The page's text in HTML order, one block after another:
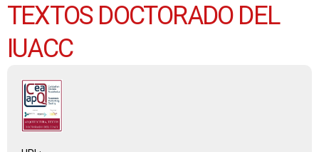
TEXTOS DOCTORADO DEL
IUACC